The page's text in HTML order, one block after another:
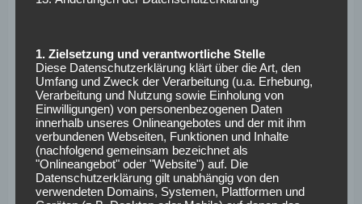
nachdem beide seit rund einer Woche wieder am
Teamtraining teilnehmen. Länger pausieren muss dagegen
noch Mainz-Kapitän Niko Bungert. Der 30-jährige
Innenverteidiger hat sich vor ca. zwei Wochen einen
Muskelfaserriss im Oberschenkel zugezogen und wird
noch einige Zeit fehlen.
Voraussichtliche
1. Zielsetzung und verantwortliche Stelle
Diese Datenschutzerklärung klärt über die Art, den
Umfang und Zweck der Verarbeitung (u.a. Erhebung,
Verarbeitung und Nutzung sowie Einholung von
Einwilligungen) von personenbezogenen Daten
innerhalb unseres Onlineangebotes und der mit ihm
verbundenen Webseiten, Funktionen und Inhalte
(nachfolgend gemeinsam bezeichnet als
"Onlineangebot" oder "Website") auf. Die
Datenschutzerklärung gilt unabhängig von den
verwendeten Domains, Systemen, Plattformen und